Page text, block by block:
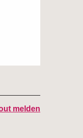
melden